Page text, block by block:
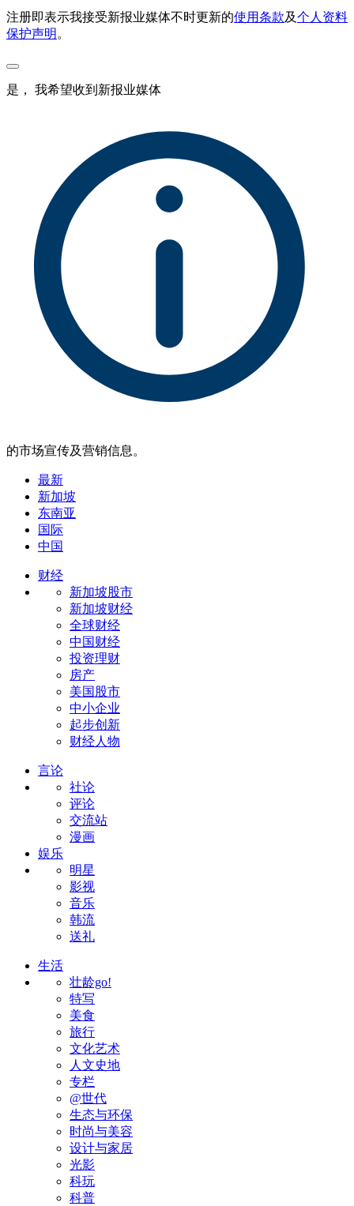
注册即表示我接受新报业媒体不时更新的使用条款及个人资料
保护声明 。
是， 我希望收到新报业媒体
的市场宣传及营销信息。
最新
新加坡
东南亚
国际
中国
财经
新加坡股市
新加坡财经
全球财经
中国财经
投资理财
房产
美国股市
中小企业
起步创新
财经人物
言论
社论
评论
交流站
漫画
娱乐
明星
影视
音乐
韩流
送礼
生活
壮龄go!
特写
美食
旅行
文化艺术
人文史地
专栏
@世代
生态与环保
时尚与美容
设计与家居
光影
科玩
科普